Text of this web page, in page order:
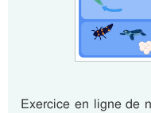
Exercice en ligne de